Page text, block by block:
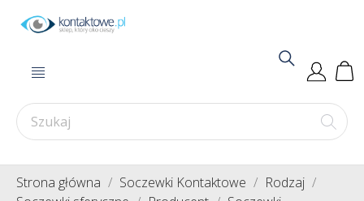
Strona główna Soczewki Kontaktowe
Rodzaj